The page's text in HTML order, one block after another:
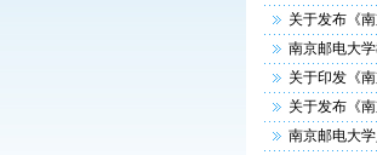
关于发布《
南京邮电大
关于印发《
关于发布《
南京邮电大